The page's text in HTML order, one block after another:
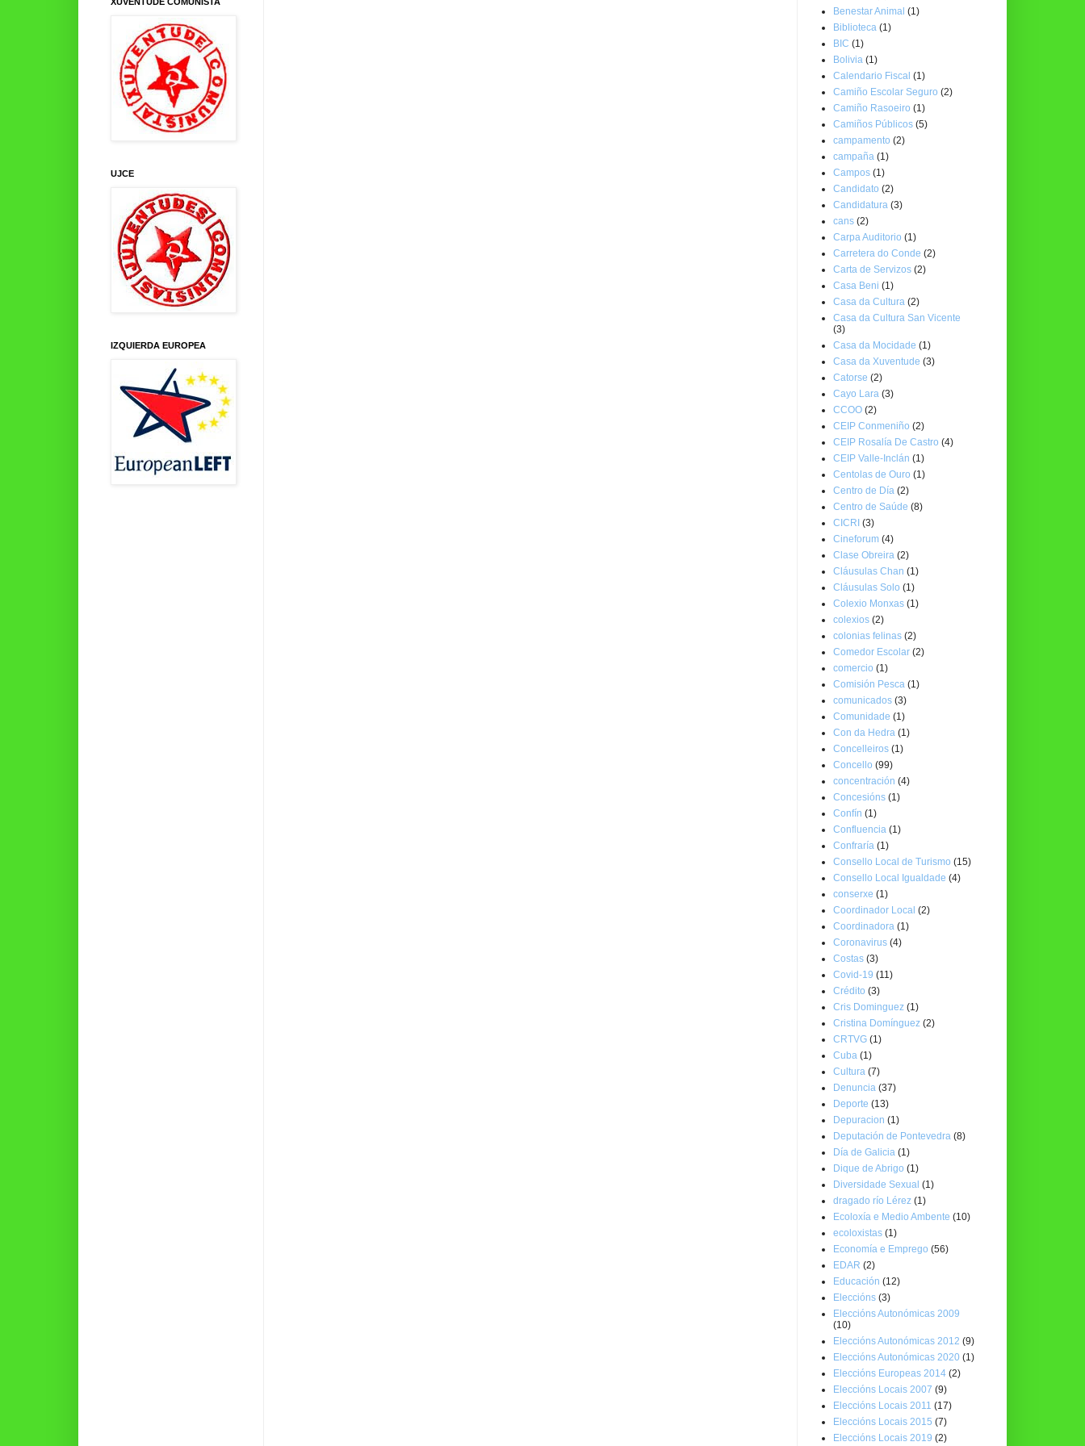
UJCE
IZQUIERDA EUROPEA
Benestar Animal (1)
Biblioteca (1)
BIC (1)
Bolivia (1)
Calendario Fiscal (1)
Camiño Escolar Seguro (2)
Camiño Rasoeiro (1)
Camiños Públicos (5)
campamento (2)
campaña (1)
Campos (1)
Candidato (2)
Candidatura (3)
cans (2)
Carpa Auditorio (1)
Carretera do Conde (2)
Carta de Servizos (2)
Casa Beni (1)
Casa da Cultura (2)
Casa da Cultura San Vicente
(3)
Casa da Mocidade (1)
Casa da Xuventude (3)
Catorse (2)
Cayo Lara (3)
CCOO (2)
CEIP Conmeniño (2)
CEIP Rosalía De Castro (4)
CEIP Valle-Inclán (1)
Centolas de Ouro (1)
Centro de Día (2)
Centro de Saúde (8)
CICRI (3)
Cineforum (4)
Clase Obreira (2)
Cláusulas Chan (1)
Cláusulas Solo (1)
Colexio Monxas (1)
colexios (2)
colonias felinas (2)
Comedor Escolar (2)
comercio (1)
Comisión Pesca (1)
comunicados (3)
Comunidade (1)
Con da Hedra (1)
Concelleiros (1)
Concello (99)
concentración (4)
Concesións (1)
Confín (1)
Confluencia (1)
Confraría (1)
Consello Local de Turismo (15)
Consello Local Igualdade (4)
conserxe (1)
Coordinador Local (2)
Coordinadora (1)
Coronavirus (4)
Costas (3)
Covid-19 (11)
Crédito (3)
Cris Dominguez (1)
Cristina Domínguez (2)
CRTVG (1)
Cuba (1)
Cultura (7)
Denuncia (37)
Deporte (13)
Depuracion (1)
Deputación de Pontevedra (8)
Día de Galicia (1)
Dique de Abrigo (1)
Diversidade Sexual (1)
dragado río Lérez (1)
Ecoloxía e Medio Ambente (10)
ecoloxistas (1)
Economía e Emprego (56)
EDAR (2)
Educación (12)
Eleccións (3)
Eleccións Autonómicas 2009
(10)
Eleccións Autonómicas 2012 (9)
Eleccións Autonómicas 2020 (1)
Eleccións Europeas 2014 (2)
Eleccións Locais 2007 (9)
Eleccións Locais 2011 (17)
Eleccións Locais 2015 (7)
Eleccións Locais 2019 (2)